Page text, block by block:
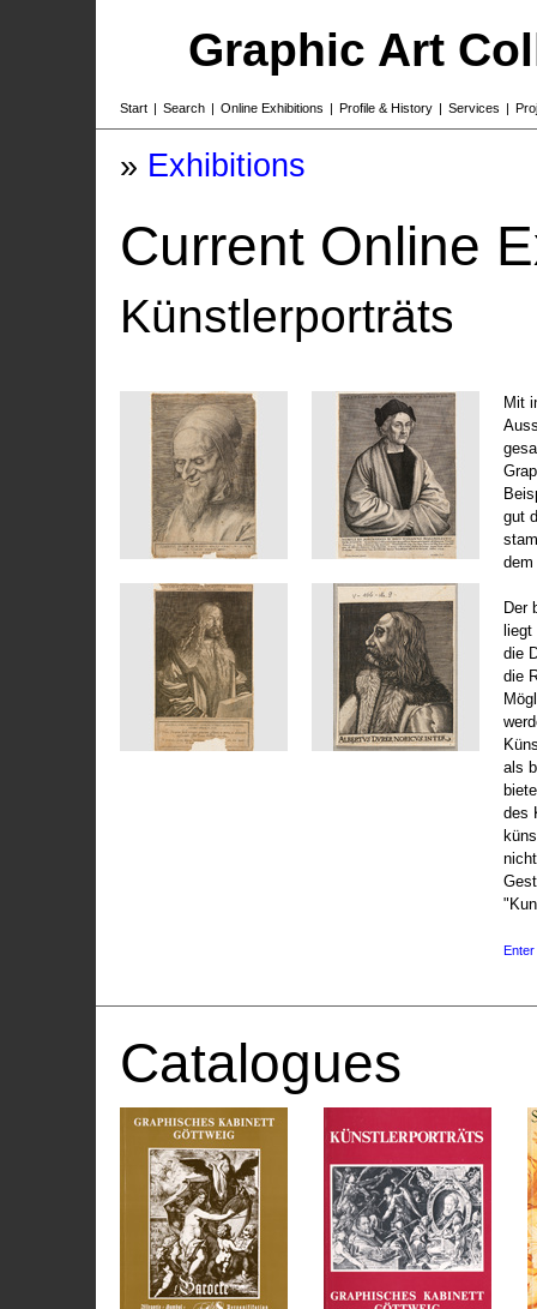
Graphic Art
Start | Search | Online Exhibitions | Profile & History | Services |
» Exhibitions
Current Online
Künstlerporträts
Mit
gut
dem
Der
die
die
als
des
Enter
Catalogues